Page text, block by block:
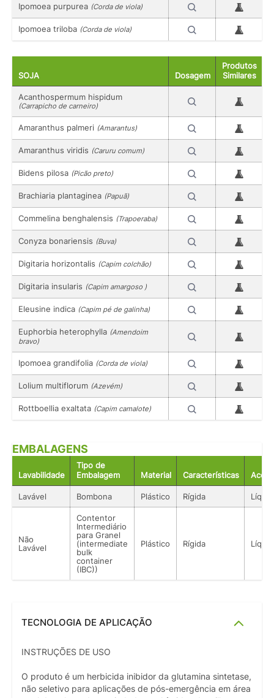
Ipomoea purpurea (Corda de viola)
Ipomoea triloba (Corda de viola)
SOJA Dosagem
Produtos
Similares
Acanthospermum hispidum
(Carrapicho de carneiro)
Amaranthus palmeri (Amarantus)
Amaranthus viridis (Caruru comum)
Bidens pilosa (Picão preto)
Brachiaria plantaginea (Papuã)
Commelina benghalensis (Trapoeraba)
Conyza bonariensis (Buva)
Digitaria horizontalis (Capim colchão)
Digitaria insularis (Capim amargoso )
Eleusine indica (Capim pé de galinha)
Euphorbia heterophylla (Amendoim
bravo)
Ipomoea grandifolia (Corda de viola)
Lolium multiflorum (Azevém)
Rottboellia exaltata (Capim camalote)
EMBALAGENS
Lavabilidade
Tipo de
Embalagem
Material Características
Lavável Bombona Plástico Rígida
Não
Lavável
Contentor
Intermediário
para Granel
(intermediate
bulk
container
(IBC))
Plástico Rígida
TECNOLOGIA DE APLICAÇÃO
INSTRUÇÕES DE USO
O produto é um herbicida inibidor da glutamina sintetase,
não seletivo para aplicações de pós-emergência em área